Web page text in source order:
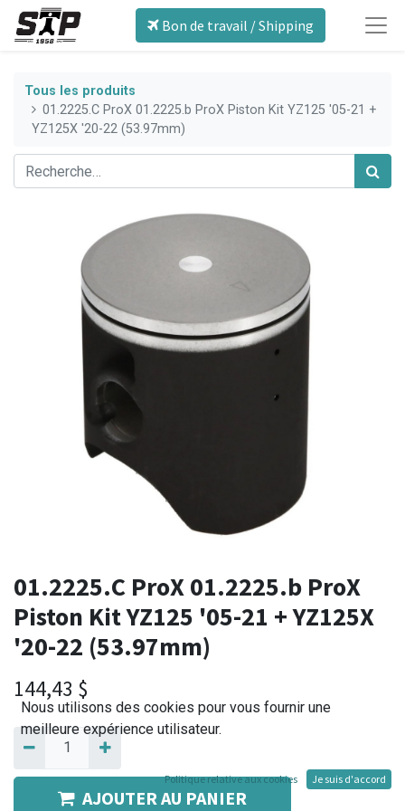
Bon de travail / Shipping
Tous les produits
01.2225.C ProX 01.2225.b ProX Piston Kit YZ125 '05-21 +
YZ125X '20-22 (53.97mm)
01.2225.C ProX 01.2225.b ProX
Piston Kit YZ125 '05-21 + YZ125X
'20-22 (53.97mm)
144,43 $
AJOUTER AU PANIER
Nous utilisons des cookies pour vous fournir une
meilleure expérience utilisateur.
Politique relative aux cookies Je suis d'accord